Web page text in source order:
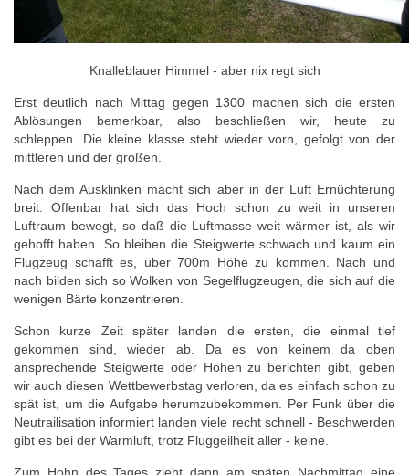
Knalleblauer Himmel - aber nix regt sich
Erst deutlich nach Mittag gegen 1300 machen sich die ersten
Ablösungen bemerkbar, also beschließen wir, heute zu
schleppen. Die kleine klasse steht wieder vorn, gefolgt von der
mittleren und der großen.
Nach dem Ausklinken macht sich aber in der Luft Ernüchterung
breit. Offenbar hat sich das Hoch schon zu weit in unseren
Luftraum bewegt, so daß die Luftmasse weit wärmer ist, als wir
gehofft haben. So bleiben die Steigwerte schwach und kaum ein
Flugzeug schafft es, über 700m Höhe zu kommen. Nach und
nach bilden sich so Wolken von Segelflugzeugen, die sich auf die
wenigen Bärte konzentrieren.
Schon kurze Zeit später landen die ersten, die einmal tief
gekommen sind, wieder ab. Da es von keinem da oben
ansprechende Steigwerte oder Höhen zu berichten gibt, geben
wir auch diesen Wettbewerbstag verloren, da es einfach schon zu
spät ist, um die Aufgabe herumzubekommen. Per Funk über die
Neutrailisation informiert landen viele recht schnell - Beschwerden
gibt es bei der Warmluft, trotz Fluggeilheit aller - keine.